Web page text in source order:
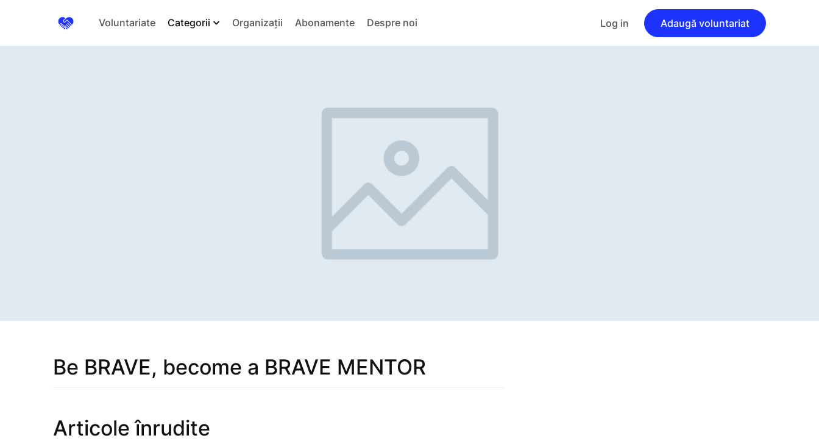
Voluntariate Categorii Organizații Abonamente Despre noi Log in Adaugă voluntariat
Be BRAVE, become a BRAVE MENTOR
Articole înrudite